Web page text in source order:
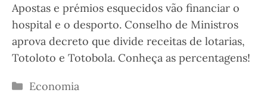
Apostas e prémios esquecidos vão financiar o
hospital e o desporto. Conselho de Ministros
aprova decreto que divide receitas de lotarias,
Totoloto e Totobola. Conheça as percentagens!
Categorias
Economia